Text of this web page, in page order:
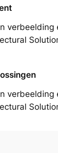
verbeelding
verbeelding